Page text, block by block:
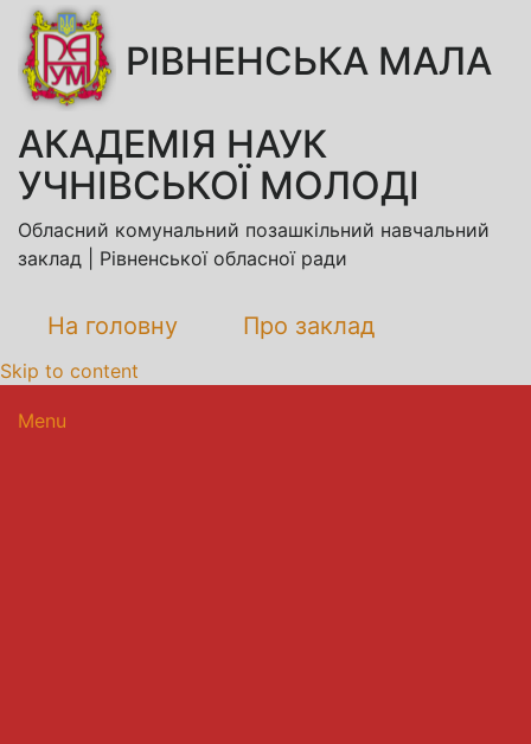
РІВНЕНСЬКА МАЛА
АКАДЕМІЯ НАУК
УЧНІВСЬКОЇ МОЛОДІ
Обласний комунальний позашкільний навчальний
заклад | Рівненської обласної ради
На головну Про заклад
Skip to content
Menu